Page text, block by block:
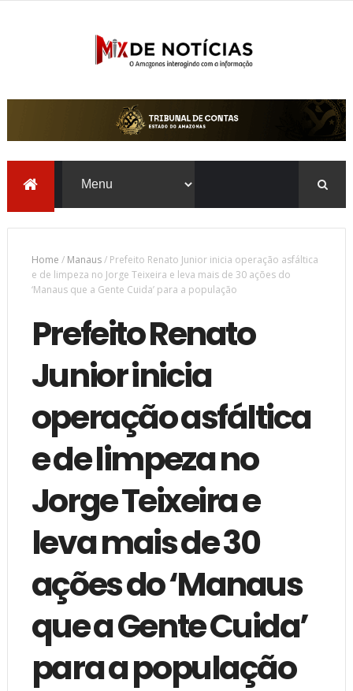
Home / Manaus/ Prefeito Renato Junior inicia operação asfáltica
e de limpeza no Jorge Teixeira e leva mais de 30 ações do
‘Manaus que a Gente Cuida’ para a população
Prefeito Renato
Junior inicia
operação asfáltica
e de limpeza no
Jorge Teixeira e
leva mais de 30
ações do ‘Manaus
que a Gente Cuida’
para a população